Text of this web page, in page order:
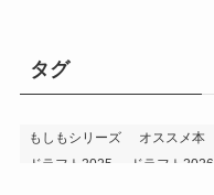
タグ
もしもシリーズ オススメ本
ドラフト2025
ドラフト2026